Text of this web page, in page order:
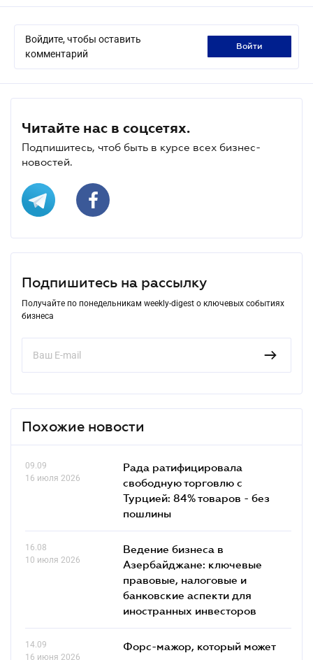
Войдите, чтобы оставить
комментарий
войти
Читайте нас в соцсетях.
Подпишитесь, чтоб быть в курсе всех бизнес-
новостей.
Подпишитесь на рассылку
Получайте по понедельникам weekly-digest о ключевых событиях
бизнеса
Похожие новости
09.09
16 июля 2026
Рада ратифицировала
свободную торговлю с
Турцией: 84% товаров - без
пошлины
16.08
10 июля 2026
Ведение бизнеса в
Азербайджане: ключевые
правовые, налоговые и
банковские аcпекти для
иностранных инвесторов
14.09
16 июня 2026
Форс-мажор, который может